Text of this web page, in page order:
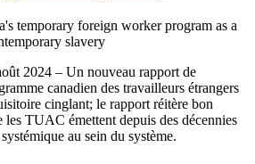
2024 – Un nouveau rapport de
canadien des travailleurs étrangers
cinglant; le rapport réitère bon
les TUAC émettent depuis des décennies
au sein du système.